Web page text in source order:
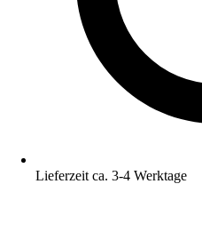
Lieferzeit ca. 3-4 Werktage